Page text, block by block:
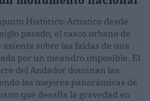
Histórico-Artístico desde
pasado, el casco urbano de
asienta sobre las faldas de una
por un meandro imposible. El
del Andador dominan las
las mejores panorámicas de
que desafía la gravedad en